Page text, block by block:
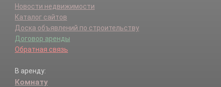
Новости недвижимости
Каталог сайтов
Доска объявлений по строительству
Договор аренды
Обратная связь
В аренду:
Комнату